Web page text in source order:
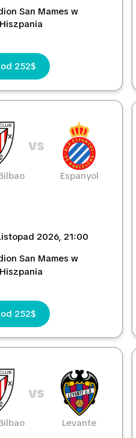
San Mames w
252$
vs
Espanyol
2026, 21:00
San Mames w
252$
vs
Levante